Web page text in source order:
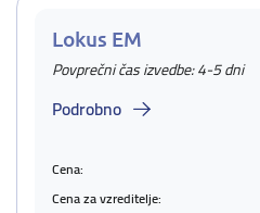
Lokus EM
Povprečni čas izvedbe: 4-5 dni
Podrobno
Cena:
Cena za vzreditelje: